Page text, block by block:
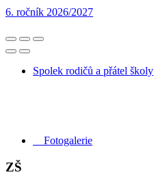
6. ročník 2026/2027
Spolek rodičů a přátel školy
Fotogalerie
ZŠ